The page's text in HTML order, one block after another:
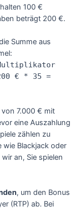
100 €
beträgt 200 €.
Summe aus
€ * 35 =
von 7.000 € mit
eine Auszahlung
zählen zu
wie Blackjack oder
an, Sie spielen
, um den Bonus
(RTP) ab. Bei